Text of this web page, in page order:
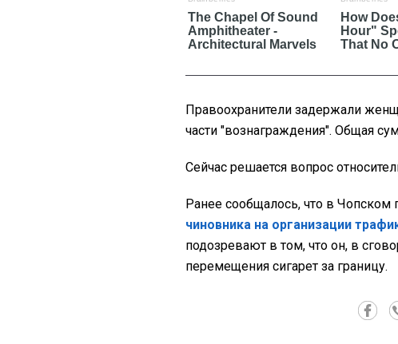
Правоохранители задержали
части "вознаграждения". Общая
Сейчас решается вопрос
Ранее сообщалось, что в Чопском
чиновника на организации
подозревают в том, что он, в
перемещения сигарет за границу.